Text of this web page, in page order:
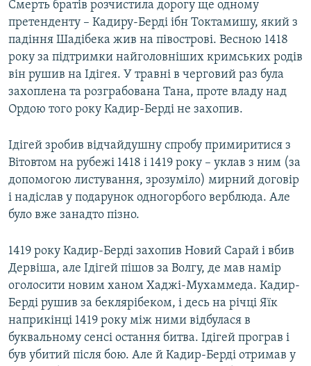
Смерть братів розчистила дорогу ще одному
претенденту – Кадиру-Берді ібн Токтамишу, який з
падіння Шадібека жив на півострові. Весною 1418
року за підтримки найголовніших кримських родів
він рушив на Ідігея. У травні в черговий раз була
захоплена та розграбована Тана, проте владу над
Ордою того року Кадир-Берді не захопив.
Ідігей зробив відчайдушну спробу примиритися з
Вітовтом на рубежі 1418 і 1419 року – уклав з ним (за
допомогою листування, зрозуміло) мирний договір
і надіслав у подарунок одногорбого верблюда. Але
було вже занадто пізно.
1419 року Кадир-Берді захопив Новий Сарай і вбив
Дервіша, але Ідігей пішов за Волгу, де мав намір
оголосити новим ханом Хаджі-Мухаммеда. Кадир-
Берді рушив за беклярібеком, і десь на річці Яїк
наприкінці 1419 року між ними відбулася в
буквальному сенсі остання битва. Ідігей програв і
був убитий після бою. Але й Кадир-Берді отримав у